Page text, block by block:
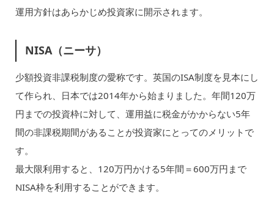
運用方針はあらかじめ投資家に開示されます。
NISA（ニーサ）
少額投資非課税制度の愛称です。英国のISA制度を見本にし
て作られ、日本では2014年から始まりました。年間120万
円までの投資枠に対して、運用益に税金がかからない5年
間の非課税期間があることが投資家にとってのメリットで
す。
最大限利用すると、120万円かける5年間＝600万円まで
NISA枠を利用することができます。